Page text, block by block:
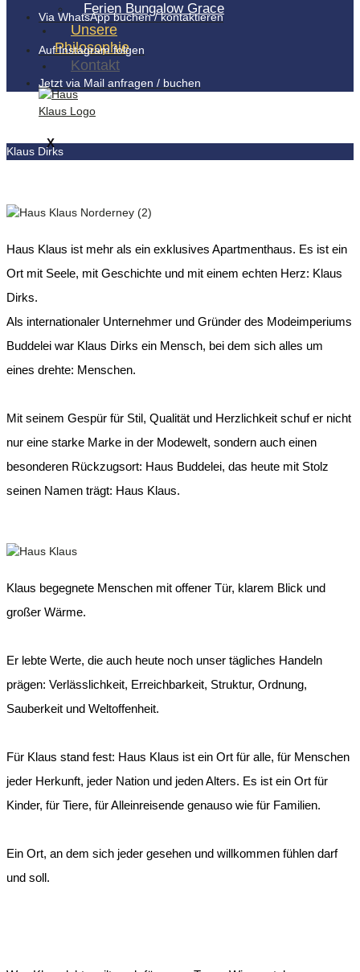
Ferien Bungalow Grace
Unsere
Philosophie
Kontakt
X
Via WhatsApp buchen / kontaktieren
Auf Instagram folgen
Jetzt via Mail anfragen / buchen
Klaus Dirks
Haus Klaus ist mehr als ein exklusives Apartmenthaus. Es ist ein
Ort mit Seele, mit Geschichte und mit einem echten Herz: Klaus
Dirks.
Als internationaler Unternehmer und Gründer des Modeimperiums
Buddelei war Klaus Dirks ein Mensch, bei dem sich alles um
eines drehte: Menschen.
Mit seinem Gespür für Stil, Qualität und Herzlichkeit schuf er nicht
nur eine starke Marke in der Modewelt, sondern auch einen
besonderen Rückzugsort: Haus Buddelei, das heute mit Stolz
seinen Namen trägt: Haus Klaus.
Klaus begegnete Menschen mit offener Tür, klarem Blick und
großer Wärme.
Er lebte Werte, die auch heute noch unser tägliches Handeln
prägen: Verlässlichkeit, Erreichbarkeit, Struktur, Ordnung,
Sauberkeit und Weltoffenheit.
Für Klaus stand fest: Haus Klaus ist ein Ort für alle, für Menschen
jeder Herkunft, jeder Nation und jeden Alters. Es ist ein Ort für
Kinder, für Tiere, für Alleinreisende genauso wie für Familien.
Ein Ort, an dem sich jeder gesehen und willkommen fühlen darf
und soll.